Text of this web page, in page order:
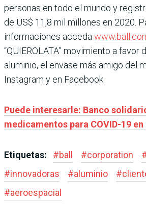
personas en todo el mundo y
de US$ 11,8 mil millones en 2020.
informaciones acceda
“QUIEROLATA” movimiento a favor
aluminio, el envase más amigo del
Instagram y en Facebook.
Puede interesarle: Banco
medicamentos para COVID-19
Etiquetas: #ball #corporation
#innovadoras #aluminio #
#aeroespacial